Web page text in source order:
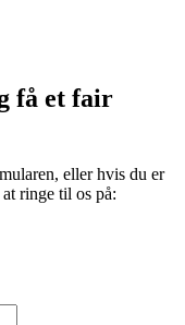
få et fair
eller hvis du er
ringe til os på: